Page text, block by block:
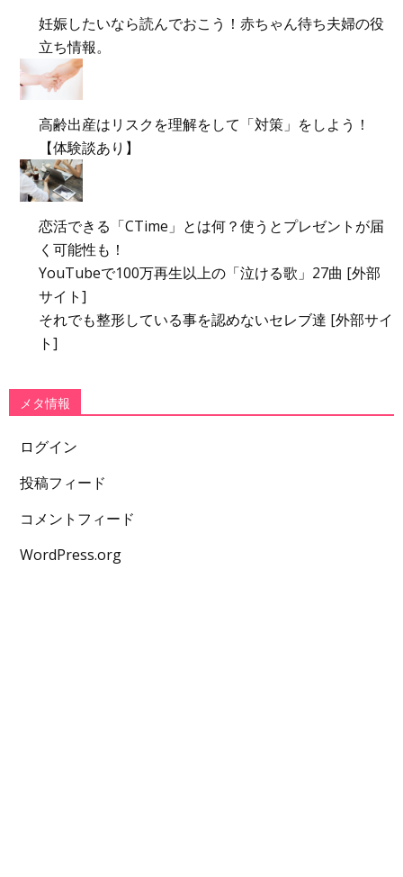
妊娠したいなら読んでおこう！赤ちゃん待ち夫婦の役
立ち情報。
高齢出産はリスクを理解をして「対策」をしよう！
【体験談あり】
恋活できる「CTime」とは何？使うとプレゼントが届
く可能性も！
YouTubeで100万再生以上の「泣ける歌」27曲 [外部
サイト]
それでも整形している事を認めないセレブ達 [外部サイ
ト]
メタ情報
ログイン
投稿フィード
コメントフィード
WordPress.org